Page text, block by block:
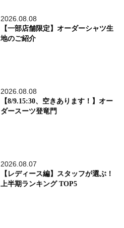
2026.08.08
【一部店舗限定】オーダーシャツ生
地のご紹介
2026.08.08
【8/9.15:30、空きあります！】オー
ダースーツ登竜門
2026.08.07
【レディース編】スタッフが選ぶ！
上半期ランキング TOP5